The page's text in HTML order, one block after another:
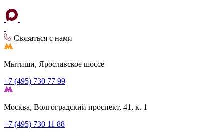
Связаться с нами
Мытищи, Ярославское шоссе
+7 (495) 730 77 99
Москва, Волгоградский проспект, 41, к. 1
+7 (495) 730 11 88